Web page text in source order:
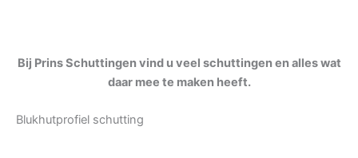
Bij Prins Schuttingen vind u veel schuttingen en alles wat
daar mee te maken heeft.
Blukhutprofiel schutting